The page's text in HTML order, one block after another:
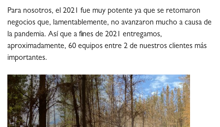
Para nosotros, el 2021 fue muy potente ya que se retomaron
negocios que, lamentablemente, no avanzaron mucho a causa de
la pandemia. Así que a fines de 2021 entregamos,
aproximadamente, 60 equipos entre 2 de nuestros clientes más
importantes.